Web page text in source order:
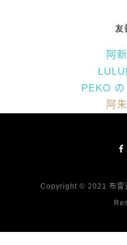
友
阿
PEKO
阿
Copyright © 2021 布雷